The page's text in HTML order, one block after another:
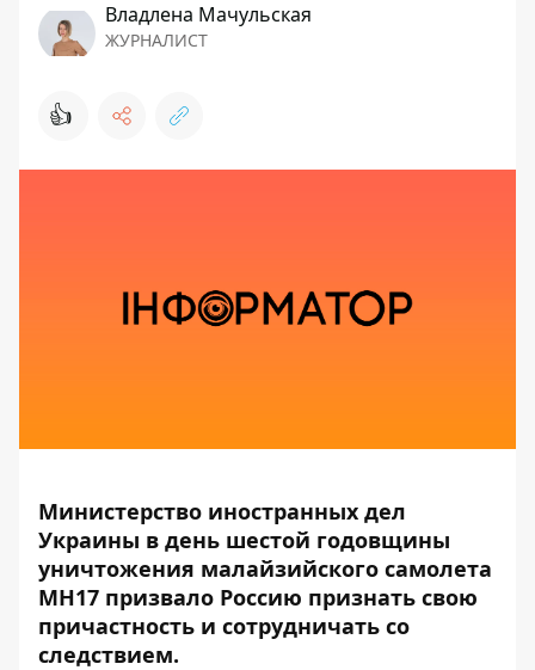
Владлена Мачульская
ЖУРНАЛИСТ
👍
Министерство иностранных дел
Украины в день шестой годовщины
уничтожения малайзийского самолета
МН17 призвало Россию признать свою
причастность и сотрудничать со
следствием.